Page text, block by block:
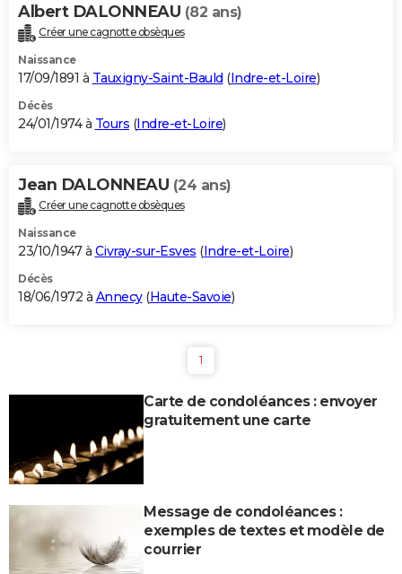
Albert DALONNEAU (82 ans)
Créer une cagnotte obsèques
Naissance
17/09/1891 à Tauxigny-Saint-Bauld (Indre-et-Loire)
Décès
24/01/1974 à Tours (Indre-et-Loire)
Jean DALONNEAU (24 ans)
Créer une cagnotte obsèques
Naissance
23/10/1947 à Civray-sur-Esves (Indre-et-Loire)
Décès
18/06/1972 à Annecy(Haute-Savoie)
1
Carte de condoléances : envoyer
gratuitement une carte
Message de condoléances :
exemples de textes et modèle de
courrier